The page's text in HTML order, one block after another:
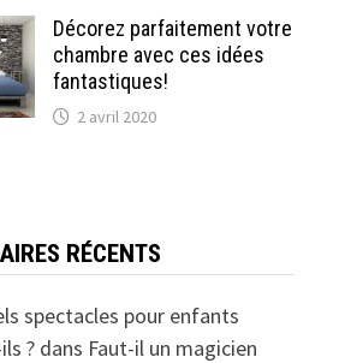
Décorez parfaitement votre
chambre avec ces idées
fantastiques!
2 avril 2020
RÉCENTS
spectacles pour enfants
?dans Faut-il un magicien